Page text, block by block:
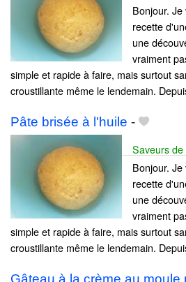
Bonjour.
recette
une
vraiment
simple et rapide à faire, mais surtout
croustillante même le lendemain.
Pâte brisée à l'huile -
Saveurs de
Bonjour.
recette
une
vraiment
simple et rapide à faire, mais surtout
croustillante même le lendemain.